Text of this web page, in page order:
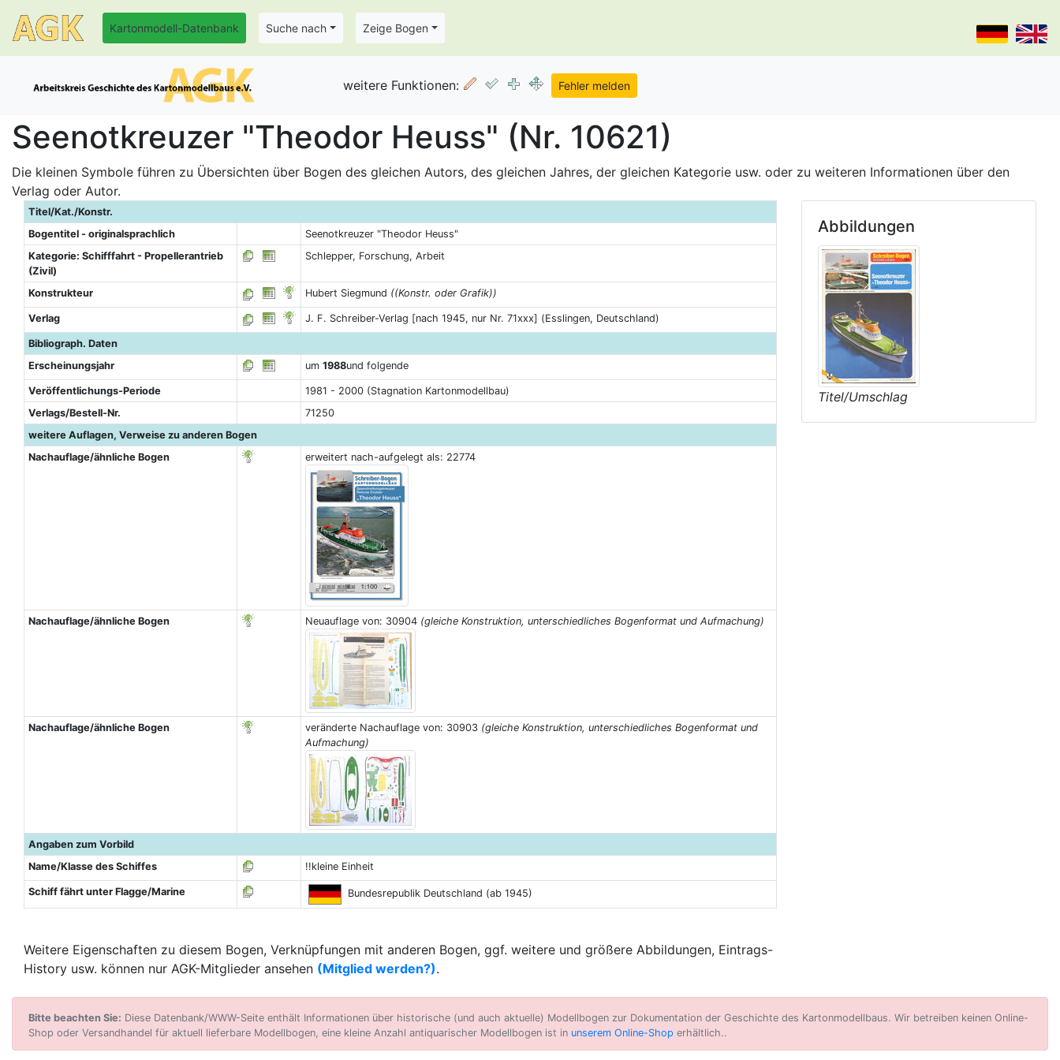
Kartonmodell-Datenbank Suche nach Zeige Bogen
weitere Funktionen:
Seenotkreuzer "Theodor Heuss" (Nr. 10621)
Die kleinen Symbole führen zu Übersichten über Bogen des gleichen Autors, des gleichen Jahres, der gleichen Kategorie usw. oder zu weiteren Informationen über den
Verlag oder Autor.
Titel/Kat./Konstr.
Bogentitel - originalsprachlich
Seenotkreuzer "Theodor Heuss"
Kategorie: Schifffahrt - Propellerantrieb
(Zivil)
Schlepper, Forschung, Arbeit
Konstrukteur Hubert Siegmund ((Konstr. oder Grafik))
Verlag J. F. Schreiber-Verlag [nach 1945, nur Nr. 71xxx] (Esslingen, Deutschland)
Bibliograph. Daten
Erscheinungsjahr
um 1988und folgende
Veröffentlichungs-Periode
1981 - 2000 (Stagnation Kartonmodellbau)
Verlags/Bestell-Nr.
71250
weitere Auflagen, Verweise zu anderen Bogen
Nachauflage/ähnliche Bogen
erweitert nach-aufgelegt als: 22774
Nachauflage/ähnliche Bogen Neuauflage von: 30904 (gleiche Konstruktion, unterschiedliches Bogenformat und Aufmachung)
Nachauflage/ähnliche Bogen veränderte Nachauflage von: 30903 (gleiche Konstruktion, unterschiedliches Bogenformat und
Aufmachung)
Angaben zum Vorbild
Name/Klasse des Schiffes
!!kleine Einheit
Schiff fährt unter Flagge/Marine Bundesrepublik Deutschland (ab 1945)
Weitere Eigenschaften zu diesem Bogen, Verknüpfungen mit anderen Bogen, ggf. weitere und größere Abbildungen, Eintrags-
History usw. können nur AGK-Mitglieder ansehen (Mitglied werden?).
Abbildungen
Titel/Umschlag
Bitte beachten Sie: Diese Datenbank/WWW-Seite enthält Informationen über historische (und auch aktuelle) Modellbogen zur Dokumentation der Geschichte des Kartonmodellbaus. Wir betreiben keinen Online-
Shop oder Versandhandel für aktuell lieferbare Modellbogen, eine kleine Anzahl antiquarischer Modellbogen ist in unserem Online-Shop erhältlich..